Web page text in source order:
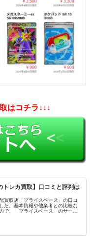
はコチラ↓↓↓
トレカ買取】口コミと評判は
買取店「プライスベース」の口コ
た。基本情報や他業者との比較な
で、「プライスベース」のサービ